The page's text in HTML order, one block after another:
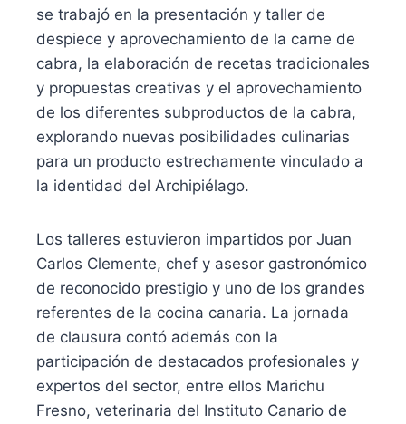
se trabajó en la presentación y taller de
despiece y aprovechamiento de la carne de
cabra, la elaboración de recetas tradicionales
y propuestas creativas y el aprovechamiento
de los diferentes subproductos de la cabra,
explorando nuevas posibilidades culinarias
para un producto estrechamente vinculado a
la identidad del Archipiélago.
Los talleres estuvieron impartidos por Juan
Carlos Clemente, chef y asesor gastronómico
de reconocido prestigio y uno de los grandes
referentes de la cocina canaria. La jornada
de clausura contó además con la
participación de destacados profesionales y
expertos del sector, entre ellos Marichu
Fresno, veterinaria del Instituto Canario de